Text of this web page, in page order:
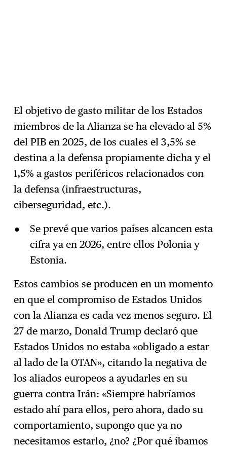
El objetivo de gasto militar de los Estados
miembros de la Alianza se ha elevado al 5%
del PIB en 2025, de los cuales el 3,5% se
destina a la defensa propiamente dicha y el
1,5% a gastos periféricos relacionados con
la defensa (infraestructuras,
ciberseguridad, etc.).
Se prevé que varios países alcancen esta
cifra ya en 2026, entre ellos Polonia y
Estonia.
Estos cambios se producen en un momento
en que el compromiso de Estados Unidos
con la Alianza es cada vez menos seguro. El
27 de marzo, Donald Trump declaró que
Estados Unidos no estaba «obligado a estar
al lado de la OTAN», citando la negativa de
los aliados europeos a ayudarles en su
guerra contra Irán: «Siempre habríamos
estado ahí para ellos, pero ahora, dado su
comportamiento, supongo que ya no
necesitamos estarlo, ¿no? ¿Por qué íbamos